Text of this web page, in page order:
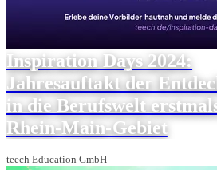
Inspiration Days 2024:
Jahresauftakt der
in die Berufswelt
Rhein-Main-Gebiet
teech Education GmbH